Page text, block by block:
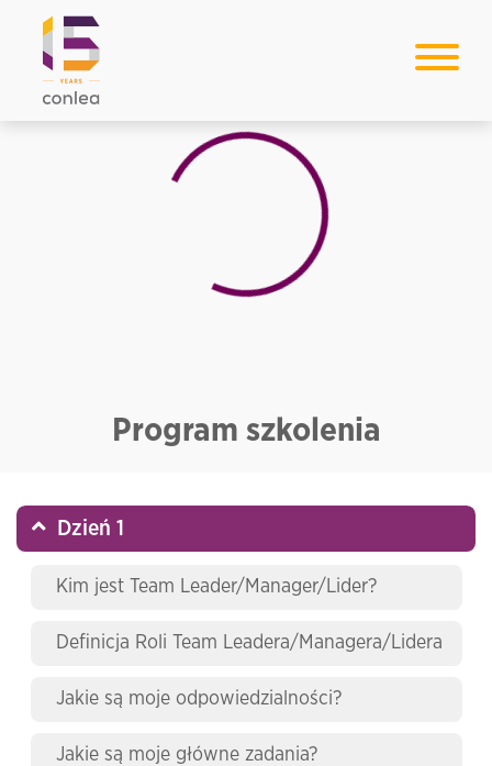
Loading...
Program szkolenia
Dzień 1
Kim jest Team Leader/Manager/Lider?
Definicja Roli Team Leadera/Managera/Lidera
Jakie są moje odpowiedzialności?
Jakie są moje główne zadania?